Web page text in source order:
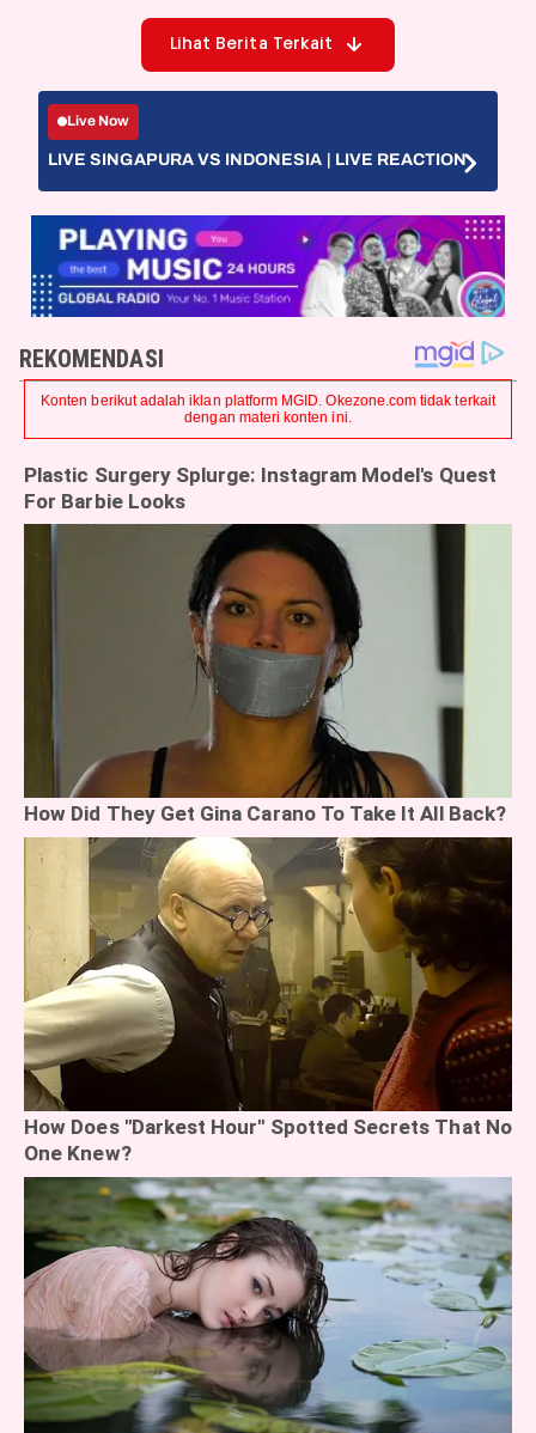
Lihat Berita Terkait
Live Now
LIVE SINGAPURA VS INDONESIA | LIVE REACTION